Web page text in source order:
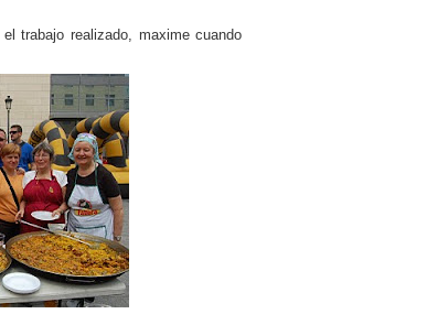
trabajo realizado, maxime cuando